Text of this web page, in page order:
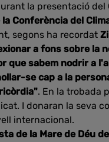
la presentació del
Conferència del
segons ha recordat
a fons sobre la
que sabem nodrir a
se cap a la
. En la trobada
I donaran la seva
internacional.
de la Mare de Déu